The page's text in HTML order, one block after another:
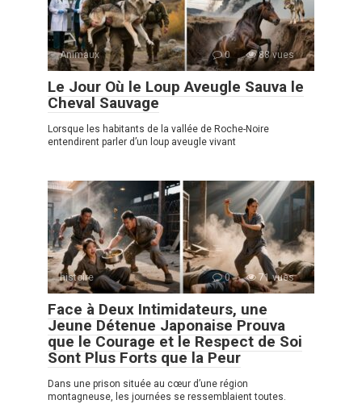
Animaux 0 88 vues
Le Jour Où le Loup Aveugle Sauva le
Cheval Sauvage
Lorsque les habitants de la vallée de Roche-Noire
entendirent parler d’un loup aveugle vivant
histoire 0 71 vues
Face à Deux Intimidateurs, une
Jeune Détenue Japonaise Prouva
que le Courage et le Respect de Soi
Sont Plus Forts que la Peur
Dans une prison située au cœur d’une région
montagneuse, les journées se ressemblaient toutes.